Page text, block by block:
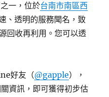
一，位於台南市南區西
、透明的服務聞名，致
回收再利用。您可以透
好友（@gapple），
資訊，即可獲得初步估